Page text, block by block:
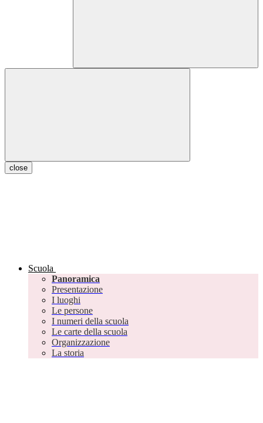
close
Scuola
Panoramica
Presentazione
I luoghi
Le persone
I numeri della scuola
Le carte della scuola
Organizzazione
La storia